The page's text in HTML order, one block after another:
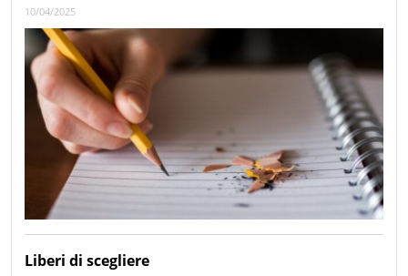
10/04/2025
Liberi di scegliere